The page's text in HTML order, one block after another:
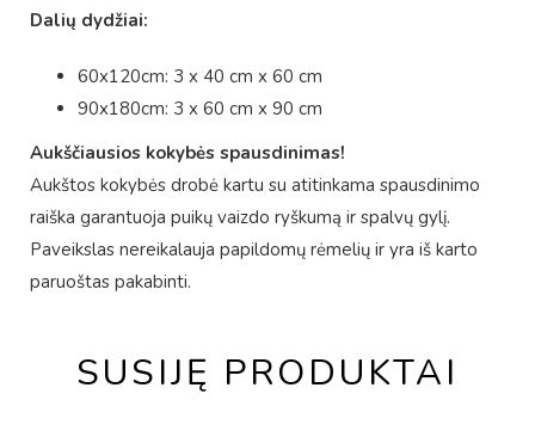
Dalių dydžiai:
60x120cm: 3 x 40 cm x 60 cm
90x180cm: 3 x 60 cm x 90 cm
Aukščiausios kokybės spausdinimas!
Aukštos kokybės drobė kartu su atitinkama spausdinimo
raiška garantuoja puikų vaizdo ryškumą ir spalvų gylį.
Paveikslas nereikalauja papildomų rėmelių ir yra iš karto
paruoštas pakabinti.
SUSIJĘ PRODUKTAI